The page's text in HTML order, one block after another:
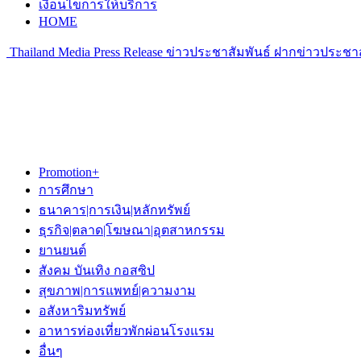
เงื่อนไขการให้บริการ
HOME
Thailand Media Press Release ข่าวประชาสัมพันธ์ ฝากข่าวประ
Promotion+
การศึกษา
ธนาคาร|การเงิน|หลักทรัพย์
ธุรกิจ|ตลาด|โฆษณา|อุตสาหกรรม
ยานยนต์
สังคม บันเทิง กอสซิป
สุขภาพ|การแพทย์|ความงาม
อสังหาริมทรัพย์
อาหารท่องเที่ยวพักผ่อนโรงแรม
อื่นๆ